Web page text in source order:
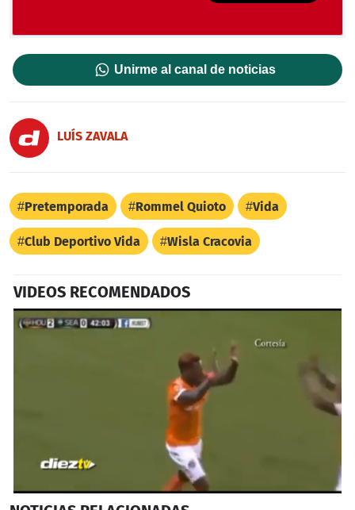
Unirme al canal de noticias
LUÍS ZAVALA
Pretemporada Rommel Quioto Vida
Club Deportivo Vida Wisla Cracovia
VIDEOS RECOMENDADOS